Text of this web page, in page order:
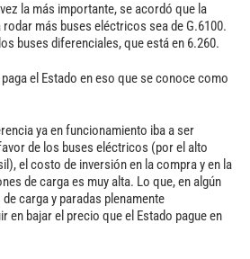
la más importante, se acordó que la
más buses eléctricos sea de G.6100.
buses diferenciales, que está en 6.260.
el Estado en eso que se conoce como
ya en funcionamiento iba a ser
de los buses eléctricos (por el alto
el costo de inversión en la compra y en la
de carga es muy alta. Lo que, en algún
carga y paradas plenamente
en bajar el precio que el Estado pague en